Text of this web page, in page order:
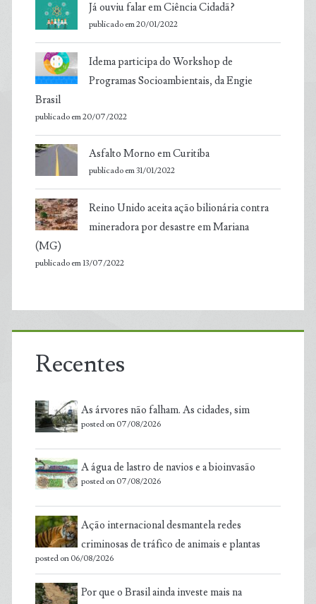
Já ouviu falar em Ciência Cidadã?
publicado em 20/01/2022
Idema participa do Workshop de
Programas Socioambientais, da Engie
Brasil
publicado em 20/07/2022
Asfalto Morno em Curitiba
publicado em 31/01/2022
Reino Unido aceita ação bilionária contra
mineradora por desastre em Mariana
(MG)
publicado em 13/07/2022
Recentes
As árvores não falham. As cidades, sim
posted on 07/08/2026
A água de lastro de navios e a bioinvasão
posted on 07/08/2026
Ação internacional desmantela redes
criminosas de tráfico de animais e plantas
posted on 06/08/2026
Por que o Brasil ainda investe mais na